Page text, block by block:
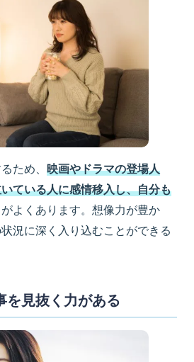
ため、 映画やドラマの登場人
ている人に感情移入し、自分も
がよくあります。想像力が豊か
況に深く入り込むことができる
を見抜く力がある